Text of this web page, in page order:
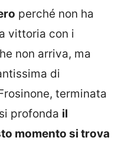
perché non ha
vittoria con i
non arriva, ma
di
terminata
profonda il
momento si trova